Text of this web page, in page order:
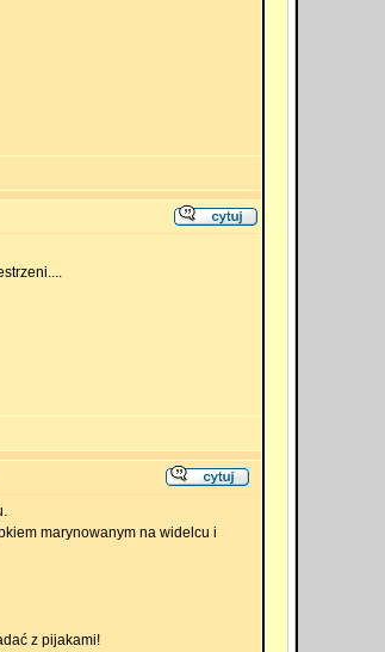
marynowanym na widelcu i
z pijakami!